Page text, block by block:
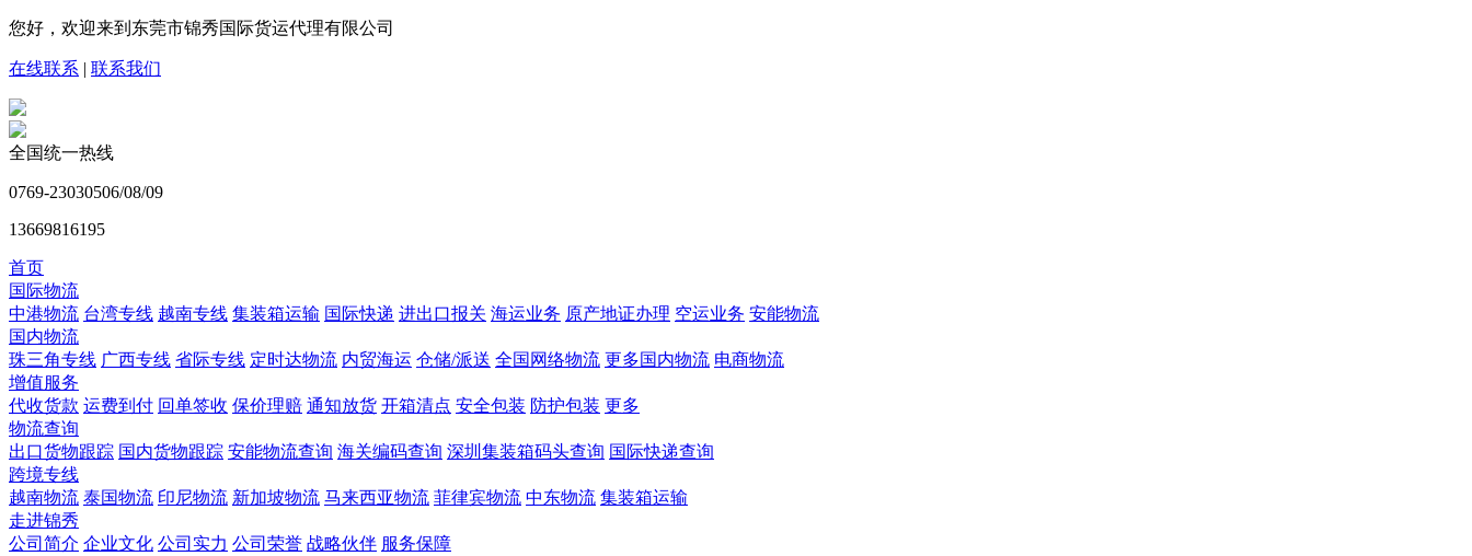
您好，欢迎来到东莞市锦秀国际货运代理有限公司
在线联系 | 联系我们
全国统一热线
0769-23030506/08/09
13669816195
首页
国际物流
中港物流 台湾专线 越南专线 集装箱运输 国际快递 进出口报关 海运业务 原产地证办理 空运业务 安能物流
国内物流
珠三角专线 广西专线 省际专线 定时达物流 内贸海运 仓储/派送 全国网络物流 更多国内物流 电商物流
增值服务
代收货款 运费到付 回单签收 保价理赔 通知放货 开箱清点 安全包装 防护包装 更多
物流查询
出口货物跟踪 国内货物跟踪 安能物流查询 海关编码查询 深圳集装箱码头查询 国际快递查询
跨境专线
越南物流 泰国物流 印尼物流 新加坡物流 马来西亚物流 菲律宾物流 中东物流 集装箱运输
走进锦秀
公司简介 企业文化 公司实力 公司荣誉 战略伙伴 服务保障